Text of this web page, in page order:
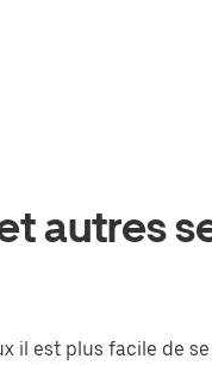
autres
il est plus facile de